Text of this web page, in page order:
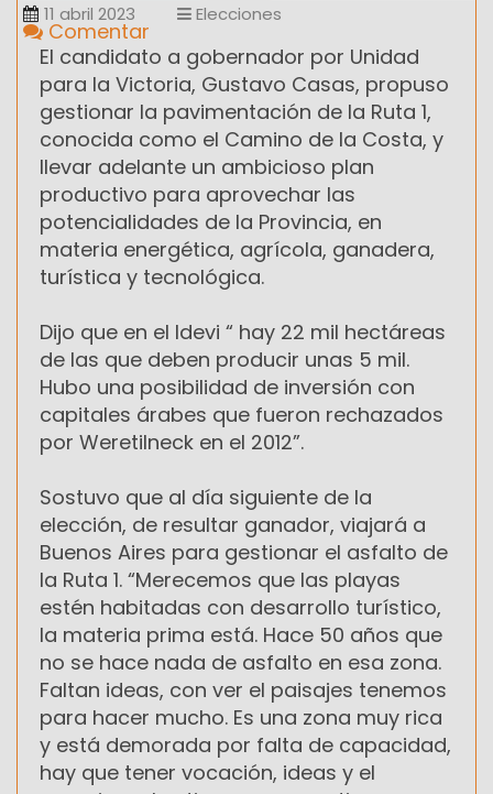
11 abril 2023 Elecciones
Comentar
El candidato a gobernador por Unidad
para la Victoria, Gustavo Casas, propuso
gestionar la pavimentación de la Ruta 1,
conocida como el Camino de la Costa, y
llevar adelante un ambicioso plan
productivo para aprovechar las
potencialidades de la Provincia, en
materia energética, agrícola, ganadera,
turística y tecnológica.
Dijo que en el Idevi “ hay 22 mil hectáreas
de las que deben producir unas 5 mil.
Hubo una posibilidad de inversión con
capitales árabes que fueron rechazados
por Weretilneck en el 2012”.
Sostuvo que al día siguiente de la
elección, de resultar ganador, viajará a
Buenos Aires para gestionar el asfalto de
la Ruta 1. “Merecemos que las playas
estén habitadas con desarrollo turístico,
la materia prima está. Hace 50 años que
no se hace nada de asfalto en esa zona.
Faltan ideas, con ver el paisajes tenemos
para hacer mucho. Es una zona muy rica
y está demorada por falta de capacidad,
hay que tener vocación, ideas y el